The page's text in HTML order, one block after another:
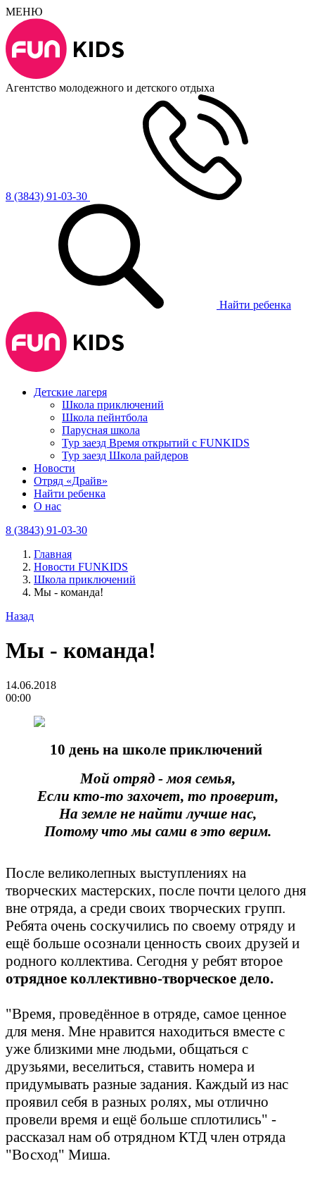
МЕНЮ
Агентство молодежного и детского отдыха
8 (3843) 91-03-30
Найти ребенка
Детские лагеря
Школа приключений
Школа пейнтбола
Парусная школа
Тур заезд Время открытий с FUNKIDS
Тур заезд Школа райдеров
Новости
Отряд «Драйв»
Найти ребенка
О нас
8 (3843) 91-03-30
Главная
Новости FUNKIDS
Школа приключений
Мы - команда!
Назад
Мы - команда!
14.06.2018
00:00
10 день на школе приключений
Мой отряд - моя семья,
Если кто-то захочет, то проверит,
На земле не найти лучше нас,
Потому что мы сами в это верим.
После великолепных выступлениях на
творческих мастерских, после почти целого дня
вне отряда, а среди своих творческих групп.
Ребята очень соскучились по своему отряду и
ещё больше осознали ценность своих друзей и
родного коллектива. Сегодня у ребят второе
отрядное коллективно-творческое дело.
"Время, проведённое в отряде, самое ценное
для меня. Мне нравится находиться вместе с
уже близкими мне людьми, общаться с
друзьями, веселиться, ставить номера и
придумывать разные задания. Каждый из нас
проявил себя в разных ролях, мы отлично
провели время и ещё больше сплотились" -
рассказал нам об отрядном КТД член отряда
"Восход" Миша.